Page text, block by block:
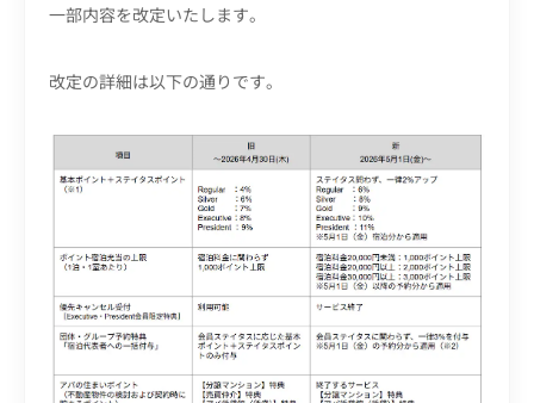
一部内容を改定いたします。
改定の詳細は以下の通りです。